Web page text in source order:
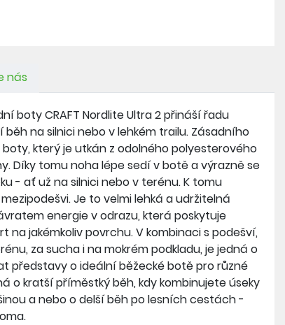
nás
boty CRAFT Nordlite Ultra 2 přináší řadu
na silnici nebo v lehkém trailu. Zásadního
který je utkán z odolného polyesterového
Díky tomu noha lépe sedí v botě a výrazně se
- ať už na silnici nebo v terénu. K tomu
Je to velmi lehká a udržitelná
energie v odrazu, která poskytuje
na jakémkoliv povrchu. V kombinaci s podešví,
za sucha i na mokrém podkladu, je jedná o
představy o ideální běžecké botě pro různé
o kratší příměstký běh, kdy kombinujete úseky
a nebo o delší běh po lesních cestách -